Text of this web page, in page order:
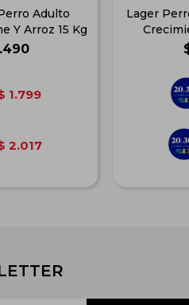
Adulto
Y Arroz 15 Kg
1.799
2.017
Lager